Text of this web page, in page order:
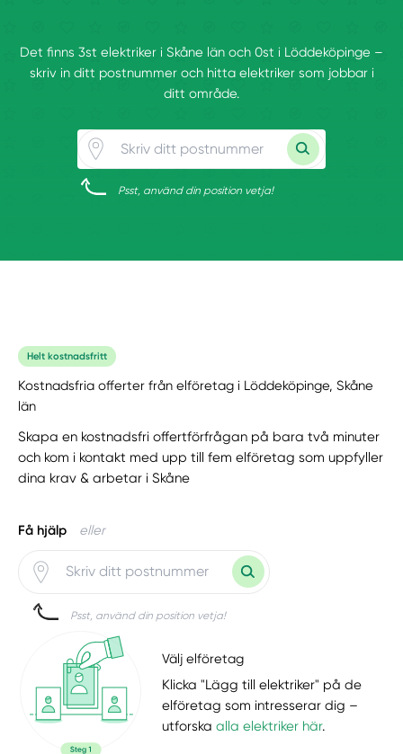
Det finns 3st elektriker i Skåne län och 0st i Löddeköpinge –
skriv in ditt postnummer och hitta elektriker som jobbar i
ditt område.
Psst, använd din position vetja!
Helt kostnadsfritt
Kostnadsfria offerter från elföretag i Löddeköpinge, Skåne
län
Skapa en kostnadsfri offertförfrågan på bara två minuter
och kom i kontakt med upp till fem elföretag som uppfyller
dina krav & arbetar i Skåne
Få hjälp eller
Psst, använd din position vetja!
Välj elföretag
Klicka "Lägg till elektriker" på de
elföretag som intresserar dig –
utforskaalla elektriker här.